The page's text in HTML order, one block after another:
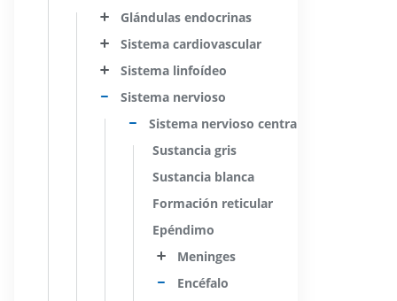
Glándulas endocrinas
Sistema cardiovascular
Sistema linfoídeo
Sistema nervioso
Sistema nervioso central
Sustancia gris
Sustancia blanca
Formación reticular
Epéndimo
Meninges
Encéfalo